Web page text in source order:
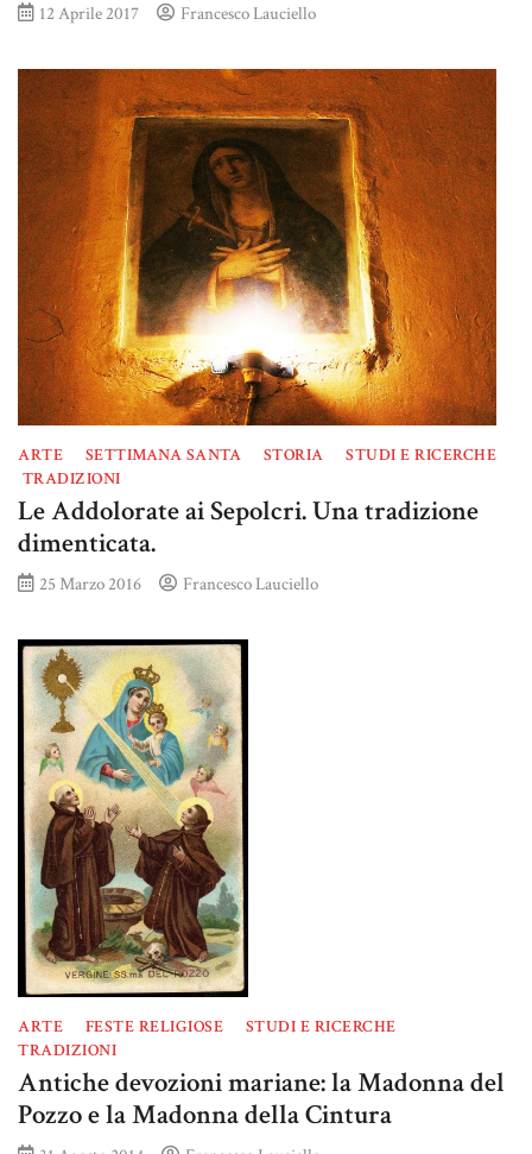
12 Aprile 2017 Francesco Lauciello
ARTE SETTIMANA SANTA STORIA
STUDI E RICERCHE
TRADIZIONI
Le Addolorate ai Sepolcri. Una tradizione
dimenticata.
25 Marzo 2016 Francesco Lauciello
ARTE FESTE RELIGIOSE
STUDI E RICERCHE
TRADIZIONI
Antiche devozioni mariane: la Madonna del
Pozzo e la Madonna della Cintura